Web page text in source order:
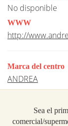
No disponible
WWW
http://
Marca del centro
ANDREA
Sea el
comercial/